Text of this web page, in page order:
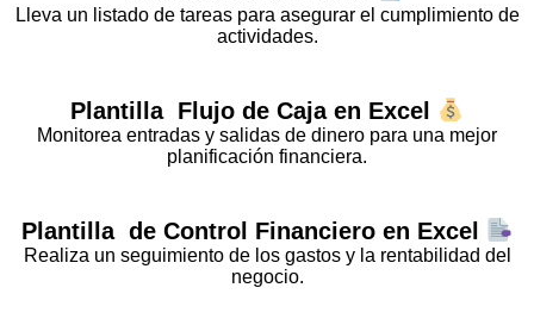
Lleva un listado de tareas para asegurar el cumplimiento de
actividades.
Plantilla Flujo de Caja en Excel
Monitorea entradas y salidas de dinero para una mejor
planificación financiera.
Plantilla de Control Financiero en Excel
Realiza un seguimiento de los gastos y la rentabilidad del
negocio.